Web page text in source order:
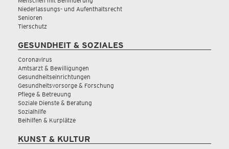
Niederlassungs- und Aufenthaltsrecht
Senioren
Tierschutz
GESUNDHEIT & SOZIALES
Coronavirus
Amtsarzt & Bewilligungen
Gesundheitseinrichtungen
Gesundheitsvorsorge & Forschung
Pflege & Betreuung
Soziale Dienste & Beratung
Sozialhilfe
Beihilfen & Kurplätze
KUNST & KULTUR